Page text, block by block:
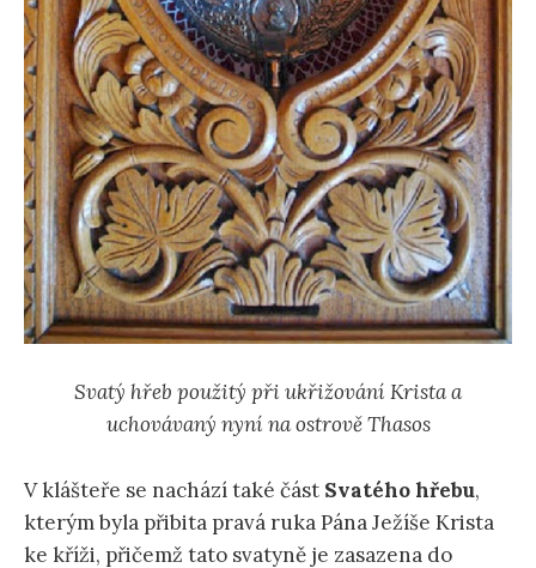
Svatý hřeb použitý při ukřižování Krista a
uchovávaný nyní na ostrově Thasos
V klášteře se nachází také část Svatého hřebu,
kterým byla přibita pravá ruka Pána Ježíše Krista
ke kříži, přičemž tato svatyně je zasazena do